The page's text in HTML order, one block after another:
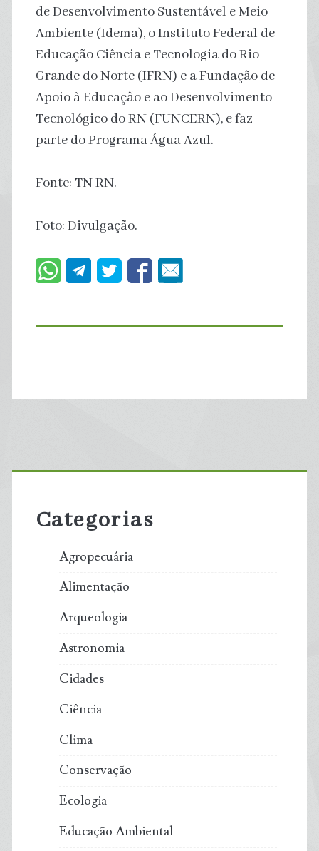
de Desenvolvimento Sustentável e Meio
Ambiente (Idema), o Instituto Federal de
Educação Ciência e Tecnologia do Rio
Grande do Norte (IFRN) e a Fundação de
Apoio à Educação e ao Desenvolvimento
Tecnológico do RN (FUNCERN), e faz
parte do Programa Água Azul.
Fonte: TN RN.
Foto: Divulgação.
Primary
Sidebar
Categorias
Agropecuária
Alimentação
Arqueologia
Astronomia
Cidades
Ciência
Clima
Conservação
Ecologia
Educação Ambiental